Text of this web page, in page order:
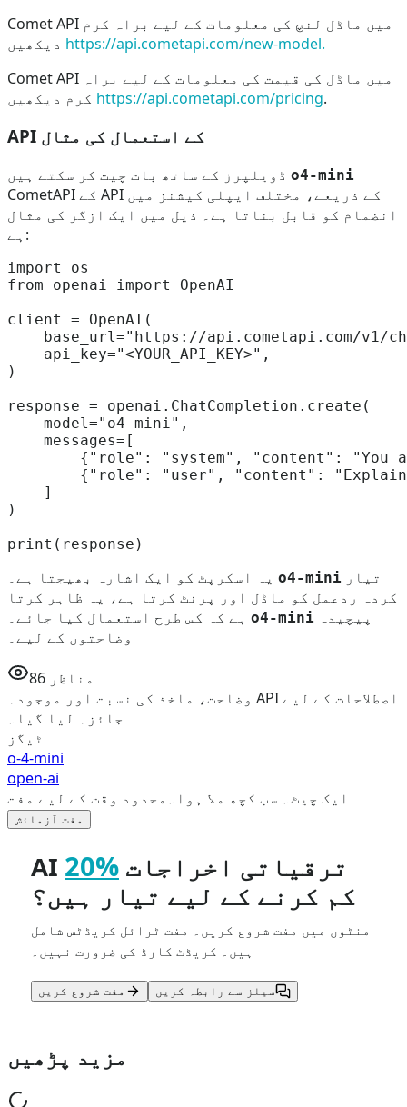
Comet API میں ماڈل لنچ کی معلومات کے لیے براہ کرم
https://api.cometapi.com/new-model.
Comet API میں ماڈل کی قیمت کی معلومات کے لیے براہ
https://api.cometapi.com/pricing.
API کے استعمال کی مثال
o4-mini
CometAPI کے API کے ذریعے، مختلف ایپلی کیشنز میں
انضمام کو قابل بناتا ہے۔ ذیل میں ایک ازگر کی مثال
ہے:
import os
from openai import OpenAI
client = OpenAI(
base_url="https://api.cometapi.com/v1/
    api_key="<YOUR_API_KEY>",
)
response = openai.ChatCompletion.create(
    model="o4-mini",
    messages=[
{"role": "system", "content": "You
{"role": "user", "content":
    ]
)
o4-mini
کردہ ردعمل کو ماڈل اور پرنٹ کرتا ہے، یہ ظاہر کرتا
o4-mini
وضاحتوں کے لیے۔
86 مناظر
وضاحت، ماخذ کی نسبت اور موجودہ API اصطلاحات کے لیے
جائزہ لیا گیا۔
ٹیگز
o-4-mini
open-ai
ایک چیٹ۔ سب کچھ ملا ہوا۔ محدود وقت کے لیے مفت
مفت آزمائش
AI ترقیاتی اخراجات 20%
کم کرنے کے لیے تیار ہیں؟
منٹوں میں مفت شروع کریں۔ مفت ٹرائل کریڈٹس شامل
ہیں۔ کریڈٹ کارڈ کی ضرورت نہیں۔
مفت شروع کریں سیلز سے رابطہ کریں
مزید پڑھیں